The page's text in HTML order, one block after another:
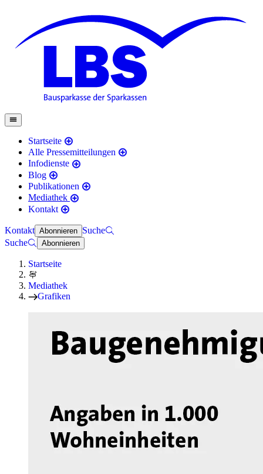
Startseite
Alle Pressemitteilungen
Infodienste
Blog
Publikationen
Mediathek
Kontakt
Kontakt Abonnieren Suche
Suche
Abonnieren
Startseite
Mediathek
Grafiken